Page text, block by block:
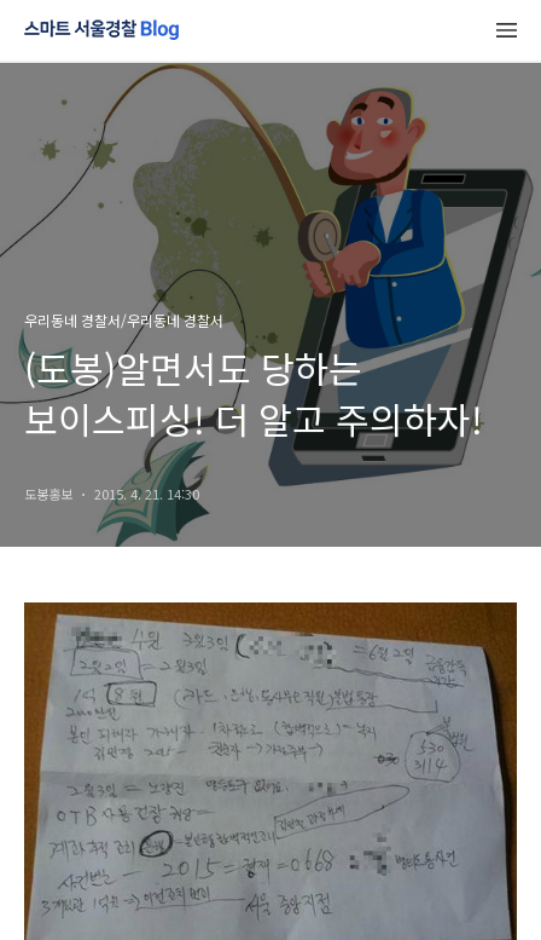
우리동네 경찰서/우리동네 경찰서
(도봉)알면서도 당하는
보이스피싱! 더 알고 주의하자!
도봉홍보 2015. 4. 21. 14:30